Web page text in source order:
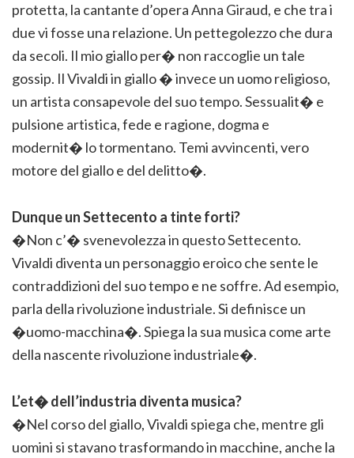
protetta, la cantante d’opera Anna Giraud, e che tra i
due vi fosse una relazione. Un pettegolezzo che dura
da secoli. Il mio giallo per� non raccoglie un tale
gossip. Il Vivaldi in giallo � invece un uomo religioso,
un artista consapevole del suo tempo. Sessualit� e
pulsione artistica, fede e ragione, dogma e
modernit� lo tormentano. Temi avvincenti, vero
motore del giallo e del delitto�.
Dunque un Settecento a tinte forti?
�Non c’� svenevolezza in questo Settecento.
Vivaldi diventa un personaggio eroico che sente le
contraddizioni del suo tempo e ne soffre. Ad esempio,
parla della rivoluzione industriale. Si definisce un
�uomo-macchina�. Spiega la sua musica come arte
della nascente rivoluzione industriale�.
L’et� dell’industria diventa musica?
�Nel corso del giallo, Vivaldi spiega che, mentre gli
uomini si stavano trasformando in macchine, anche la